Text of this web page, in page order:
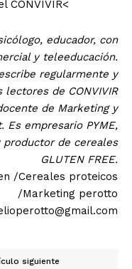
CONVIVIR<
educador, con
y teleeducación.
regularmente y
de CONVIVIR
de Marketing y
Es empresario PYME,
de cereales
GLUTEN FREE.
/Cereales proteicos
/Marketing perotto
siguiente